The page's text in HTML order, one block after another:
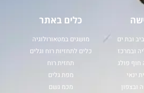
ובת ים
ובמרכז
חוף פולג
ינאי
ובצפון
כלים באתר
מושגים במטאורולוגיה
כלים לתחזיות רוח וגלים
תחזית רוח
מפת גלים
מכמ גשם